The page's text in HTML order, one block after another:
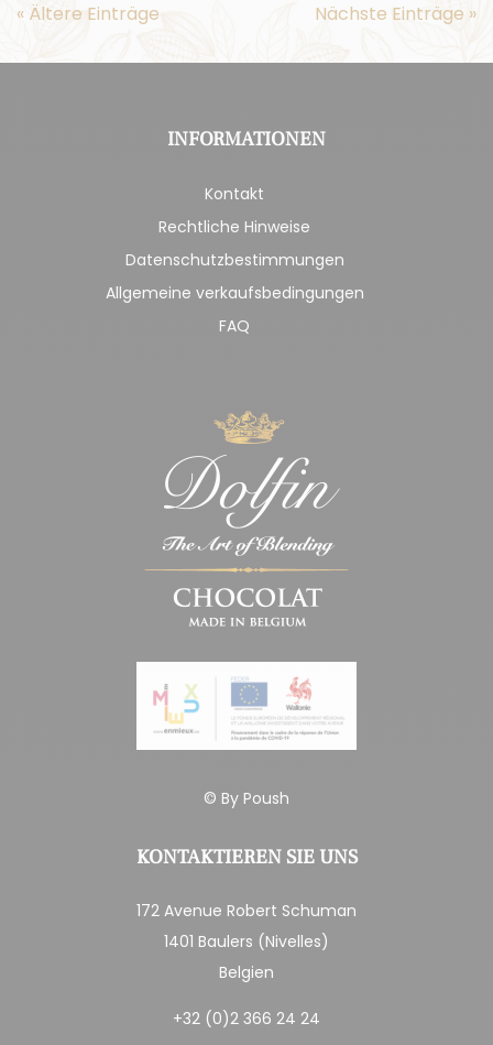
« Ältere Einträge Nächste Einträge »
INFORMATIONEN
Kontakt
Rechtliche Hinweise
Datenschutzbestimmungen
Allgemeine verkaufsbedingungen
FAQ
© By Poush
KONTAKTIEREN SIE UNS
172 Avenue Robert Schuman
1401 Baulers (Nivelles)
Belgien
+32 (0)2 366 24 24